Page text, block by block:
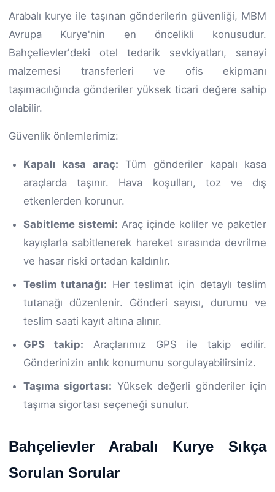
Arabalı kurye ile taşınan gönderilerin güvenliği, MBM
Avrupa Kurye'nin en öncelikli konusudur.
Bahçelievler'deki otel tedarik sevkiyatları, sanayi
malzemesi transferleri ve ofis ekipmanı
taşımacılığında gönderiler yüksek ticari değere sahip
olabilir.
Güvenlik önlemlerimiz:
Kapalı kasa araç: Tüm gönderiler kapalı kasa
araçlarda taşınır. Hava koşulları, toz ve dış
etkenlerden korunur.
Sabitleme sistemi: Araç içinde koliler ve paketler
kayışlarla sabitlenerek hareket sırasında devrilme
ve hasar riski ortadan kaldırılır.
Teslim tutanağı: Her teslimat için detaylı teslim
tutanağı düzenlenir. Gönderi sayısı, durumu ve
teslim saati kayıt altına alınır.
GPS takip: Araçlarımız GPS ile takip edilir.
Gönderinizin anlık konumunu sorgulayabilirsiniz.
Taşıma sigortası: Yüksek değerli gönderiler için
taşıma sigortası seçeneği sunulur.
Bahçelievler Arabalı Kurye Sıkça
Sorulan Sorular